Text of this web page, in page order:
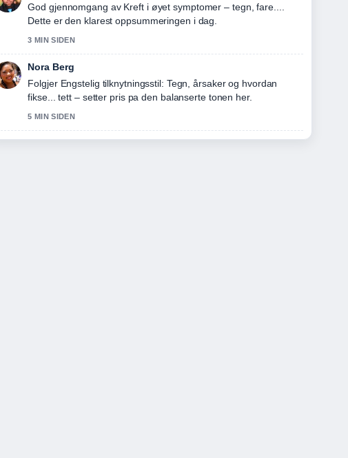
God gjennomgang av Kreft i øyet symptomer – tegn, fare....
Dette er den klarest oppsummeringen i dag.
3 MIN SIDEN
Nora Berg
Folgjer Engstelig tilknytningsstil: Tegn, årsaker og hvordan
fikse... tett – setter pris pa den balanserte tonen her.
5 MIN SIDEN